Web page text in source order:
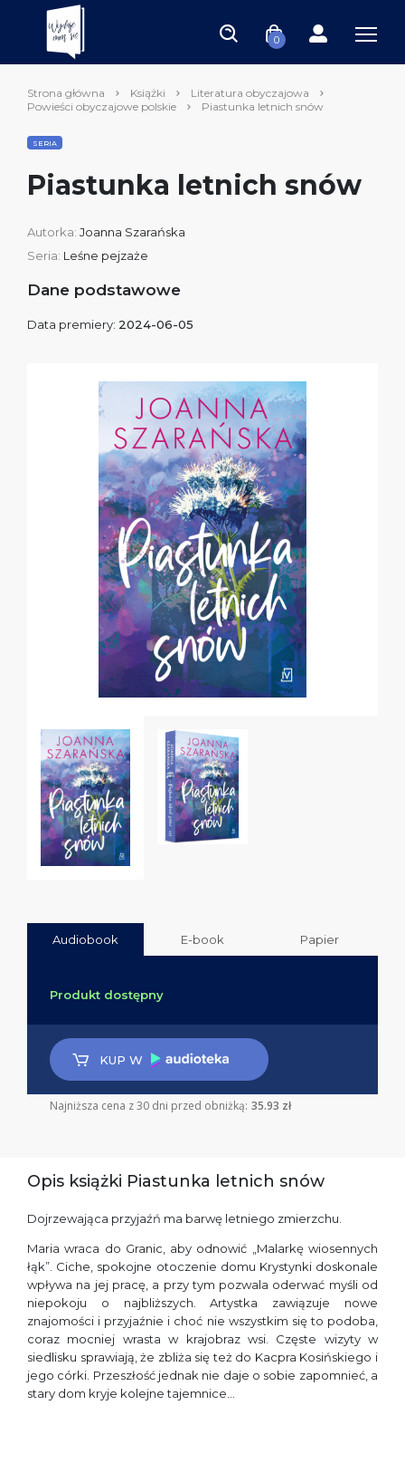
0
Strona główna Książki
Literatura obyczajowa
Powieści obyczajowe polskie
Piastunka letnich snów
SERIA
Piastunka letnich snów
Autorka: Joanna Szarańska
Seria: Leśne pejzaże
Dane podstawowe
Data premiery: 2024-06-05
Audiobook E-book Papier
Produkt dostępny
KUP W
Najniższa cena z 30 dni przed obniżką: 35.93 zł
Opis książki Piastunka letnich snów
Dojrzewająca przyjaźń ma barwę letniego zmierzchu.
Maria wraca do Granic, aby odnowić „Malarkę wiosennych
łąk”. Ciche, spokojne otoczenie domu Krystynki doskonale
wpływa na jej pracę, a przy tym pozwala oderwać myśli od
niepokoju o najbliższych. Artystka zawiązuje nowe
znajomości i przyjaźnie i choć nie wszystkim się to podoba,
coraz mocniej wrasta w krajobraz wsi. Częste wizyty w
siedlisku sprawiają, że zbliża się też do Kacpra Kosińskiego i
jego córki. Przeszłość jednak nie daje o sobie zapomnieć, a
stary dom kryje kolejne tajemnice…